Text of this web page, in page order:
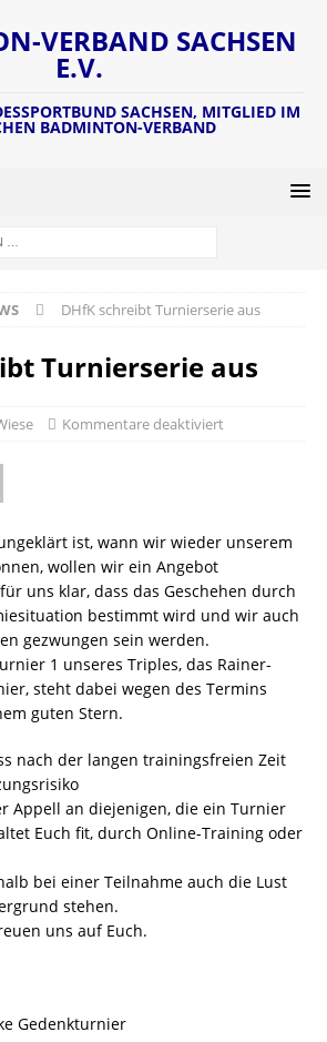
VERBAND SACHSEN
E.V.
SACHSEN, MITGLIED IM
BADMINTON-VERBAND
DHfK schreibt Turnierserie aus
Turnierserie aus
Kommentare deaktiviert
ist, wann wir wieder unserem
wollen wir ein Angebot
uns klar, dass das Geschehen durch
bestimmt wird und wir auch
gezwungen sein werden.
1 unseres Triples, das Rainer-
steht dabei wegen des Termins
guten Stern.
nach der langen trainingsfreien Zeit
Appell an diejenigen, die ein Turnier
Euch fit, durch Online-Training oder
bei einer Teilnahme auch die Lust
stehen.
uns auf Euch.
Gedenkturnier